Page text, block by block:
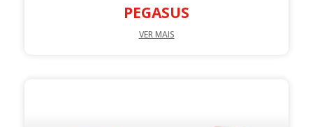
PEGASUS
VER MAIS